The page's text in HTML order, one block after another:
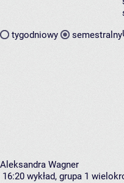
tygodniowy semestralny
Aleksandra Wagner
16:20 wykład, grupa 1